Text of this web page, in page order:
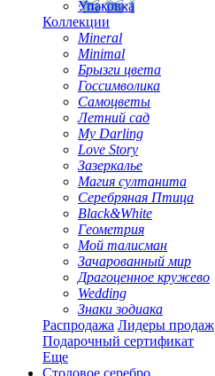
Упаковка
Коллекции
Mineral
Minimal
Брызги цвета
Госсимволика
Самоцветы
Летний сад
My Darling
Love Story
Зазеркалье
Магия султанита
Серебряная Птица
Black&White
Геометрия
Мой талисман
Зачарованный мир
Драгоценное кружево
Wedding
Знаки зодиака
Распродажа Лидеры продаж
Подарочный сертификат
Еще
Столовое серебро